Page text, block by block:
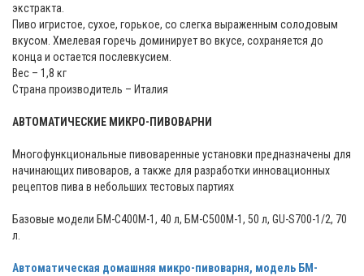
экстракта.
Пиво игристое, сухое, горькое, со слегка выраженным солодовым
вкусом. Хмелевая горечь доминирует во вкусе, сохраняется до
конца и остается послевкусием.
Вес – 1,8 кг
Страна производитель – Италия
АВТОМАТИЧЕСКИЕ МИКРО-ПИВОВАРНИ
Многофункциональные пивоваренные установки предназначены для
начинающих пивоваров, а также для разработки инновационных
рецептов пива в небольших тестовых партиях
Базовые модели БМ-С400М-1, 40 л, БМ-С500М-1, 50 л, GU-S700-1/2, 70
л.
Автоматическая домашняя микро-пивоварня, модель БМ-